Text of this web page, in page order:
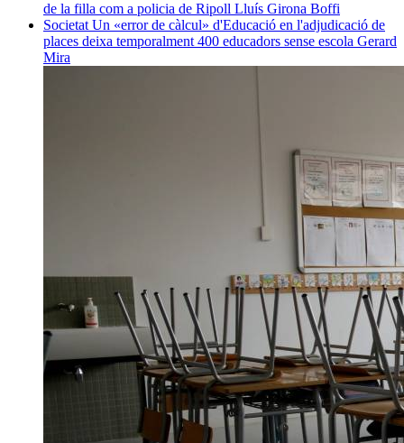
de la filla com a policia de Ripoll Lluís Girona Boffi
Societat Un «error de càlcul» d'Educació en l'adjudicació de
places deixa temporalment 400 educadors sense escola Gerard
Mira